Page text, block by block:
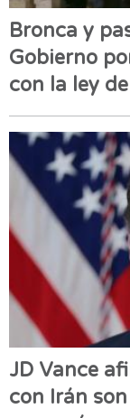
Bronca y
Gobierno
con la ley
JD Vance
con Irán